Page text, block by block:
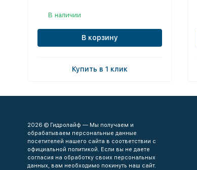
В наличии
В корзину
Купить в 1 клик
2026 © Гидролайф — Мы получаем и
обрабатываем персональные данные
посетителей нашего сайта в соответствии с
официальной политикой. Если вы не даете
согласия на обработку своих персональных
данных, вам необходимо покинуть наш сайт.